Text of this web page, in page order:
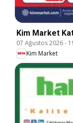
Kim Market
07 Ağustos 2026-
Kim Market